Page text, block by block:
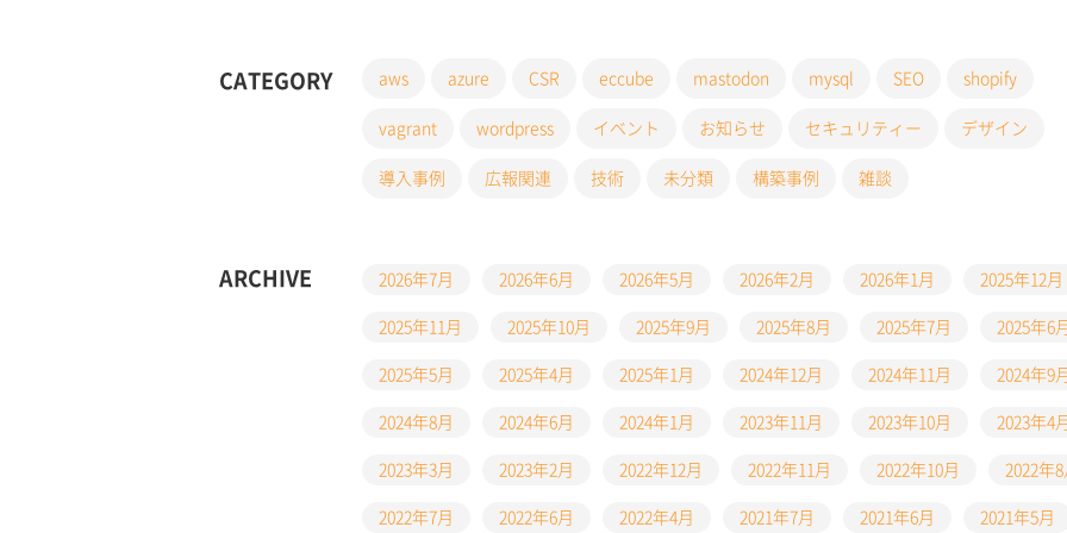
CATEGORY aws azure CSR eccube mastodon mysql SEO shopify
vagrant wordpress イベント お知らせ セキュリティー デザイン
導入事例 広報関連 技術 未分類 構築事例 雑談
ARCHIVE 2026年7月 2026年6月 2026年5月 2026年2月 2026年1月 2025年12月
2025年11月 2025年10月 2025年9月 2025年8月 2025年7月 2025年6月
2025年5月 2025年4月 2025年1月 2024年12月 2024年11月 2024年9月
2024年8月 2024年6月 2024年1月 2023年11月 2023年10月 2023年4月
2023年3月 2023年2月 2022年12月 2022年11月 2022年10月 2022年8
2022年7月 2022年6月 2022年4月 2021年7月 2021年6月 2021年5月